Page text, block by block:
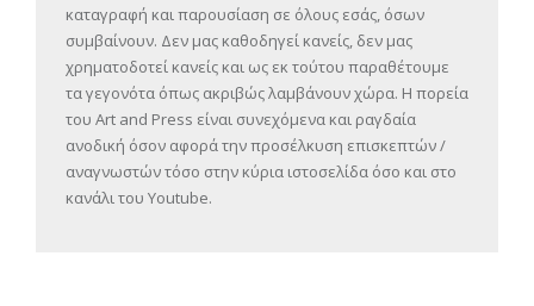
καταγραφή και παρουσίαση σε όλους εσάς, όσων
συμβαίνουν. Δεν μας καθοδηγεί κανείς, δεν μας
χρηματοδοτεί κανείς και ως εκ τούτου παραθέτουμε
τα γεγονότα όπως ακριβώς λαμβάνουν χώρα. Η πορεία
του Art and Press είναι συνεχόμενα και ραγδαία
ανοδική όσον αφορά την προσέλκυση επισκεπτών /
αναγνωστών τόσο στην κύρια ιστοσελίδα όσο και στο
κανάλι του Youtube.